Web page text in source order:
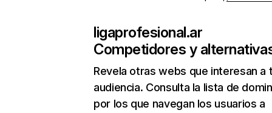
ligaprofesional.ar
Competidores y
Revela otras webs que interesan a
audiencia. Consulta la lista de
por los que navegan los usuarios a